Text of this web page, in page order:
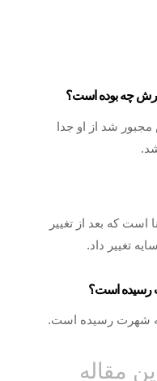
چه بوده است؟
شد از او جدا
که بعد از تغییر
تغییر داد.
رسیده است؟
به شهرت رسیده است.
مقاله